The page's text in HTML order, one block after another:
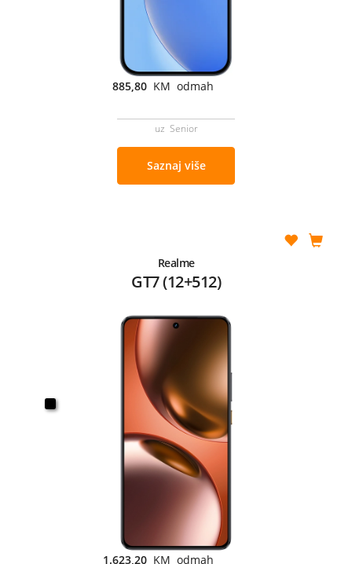
885,80 KM odmah
uz Senior
Saznaj više
Realme
GT7 (12+512)
1.623,20 KM odmah